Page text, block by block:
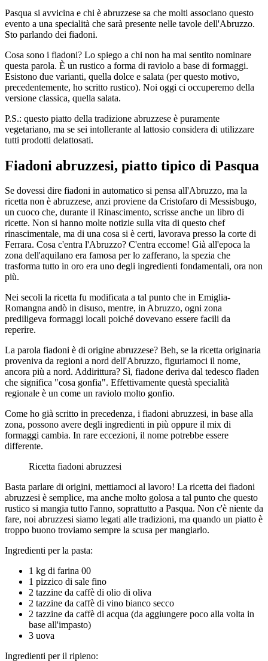
Pasqua si avvicina e chi è abruzzese sa che molti associano questo
evento a una specialità che sarà presente nelle tavole dell'Abruzzo.
Sto parlando dei fiadoni.
Cosa sono i fiadoni? Lo spiego a chi non ha mai sentito nominare
questa parola. È un rustico a forma di raviolo a base di formaggi.
Esistono due varianti, quella dolce e salata (per questo motivo,
precedentemente, ho scritto rustico). Noi oggi ci occuperemo della
versione classica, quella salata.
P.S.: questo piatto della tradizione abruzzese è puramente
vegetariano, ma se sei intollerante al lattosio considera di utilizzare
tutti prodotti delattosati.
Fiadoni abruzzesi, piatto tipico di Pasqua
Se dovessi dire fiadoni in automatico si pensa all'Abruzzo, ma la
ricetta non è abruzzese, anzi proviene da Cristofaro di Messisbugo,
un cuoco che, durante il Rinascimento, scrisse anche un libro di
ricette. Non si hanno molte notizie sulla vita di questo chef
rinascimentale, ma di una cosa si è certi, lavorava presso la corte di
Ferrara. Cosa c'entra l'Abruzzo? C'entra eccome! Già all'epoca la
zona dell'aquilano era famosa per lo zafferano, la spezia che
trasforma tutto in oro era uno degli ingredienti fondamentali, ora non
più.
Nei secoli la ricetta fu modificata a tal punto che in Emiglia-
Romangna andò in disuso, mentre, in Abruzzo, ogni zona
prediligeva formaggi locali poiché dovevano essere facili da
reperire.
La parola fiadoni è di origine abruzzese? Beh, se la ricetta originaria
proveniva da regioni a nord dell'Abruzzo, figuriamoci il nome,
ancora più a nord. Addirittura? Sì, fiadone deriva dal tedesco fladen
che significa "cosa gonfia". Effettivamente questà specialità
regionale è un come un raviolo molto gonfio.
Come ho già scritto in precedenza, i fiadoni abruzzesi, in base alla
zona, possono avere degli ingredienti in più oppure il mix di
formaggi cambia. In rare eccezioni, il nome potrebbe essere
differente.
Ricetta fiadoni abruzzesi
Basta parlare di origini, mettiamoci al lavoro! La ricetta dei fiadoni
abruzzesi è semplice, ma anche molto golosa a tal punto che questo
rustico si mangia tutto l'anno, soprattutto a Pasqua. Non c'è niente da
fare, noi abruzzesi siamo legati alle tradizioni, ma quando un piatto è
troppo buono troviamo sempre la scusa per mangiarlo.
Ingredienti per la pasta:
1 kg di farina 00
1 pizzico di sale fino
2 tazzine da caffè di olio di oliva
2 tazzine da caffè di vino bianco secco
2 tazzine da caffè di acqua (da aggiungere poco alla volta in
base all'impasto)
3 uova
Ingredienti per il ripieno: